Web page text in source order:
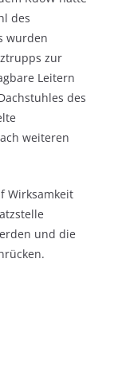
des
wurden
zur
Leitern
des
weiteren
Wirksamkeit
und die